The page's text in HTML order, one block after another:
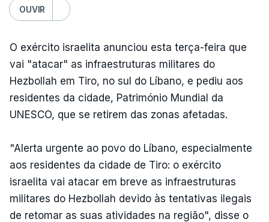
OUVIR
O exército israelita anunciou esta terça-feira que
vai "atacar" as infraestruturas militares do
Hezbollah em Tiro, no sul do Líbano, e pediu aos
residentes da cidade, Património Mundial da
UNESCO, que se retirem das zonas afetadas.
"Alerta urgente ao povo do Líbano, especialmente
aos residentes da cidade de Tiro: o exército
israelita vai atacar em breve as infraestruturas
militares do Hezbollah devido às tentativas ilegais
de retomar as suas atividades na região", disse o